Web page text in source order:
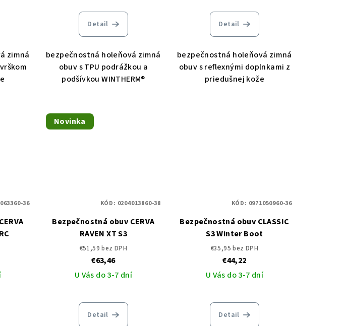
zimná
Detail
bezpečnostná holeňová zimná
obuv s TPU podrážkou a
podšívkou WINTHERM®
Detail
bezpečnostná holeňová zimná
obuv s reflexnými doplnkami z
priedušnej kože
36
Novinka
Bezpečnostná obuv CERVA
RAVEN XT S3
€51,59 bez DPH
€63,46
U Vás do 3-7 dní
Detail
KÓD: 0204013860-38
Bezpečnostná obuv CLASSIC
S3 Winter Boot
€35,95 bez DPH
€44,22
U Vás do 3-7 dní
Detail
KÓD: 0971050960-36